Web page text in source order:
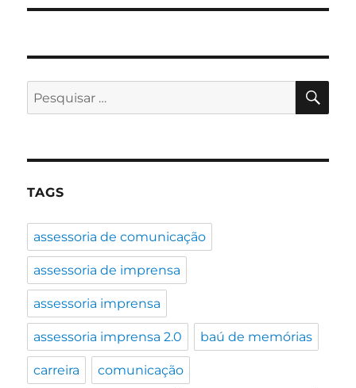
Pesquisar
por:
TAGS
assessoria de comunicação
assessoria de imprensa
assessoria imprensa
assessoria imprensa 2.0 baú de memórias
carreira comunicação